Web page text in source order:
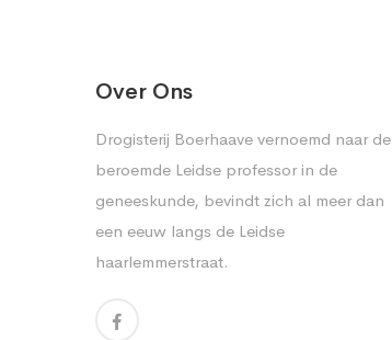
Over Ons
Drogisterij Boerhaave vernoemd naar de
beroemde Leidse professor in de
geneeskunde, bevindt zich al meer dan
een eeuw langs de Leidse
haarlemmerstraat.